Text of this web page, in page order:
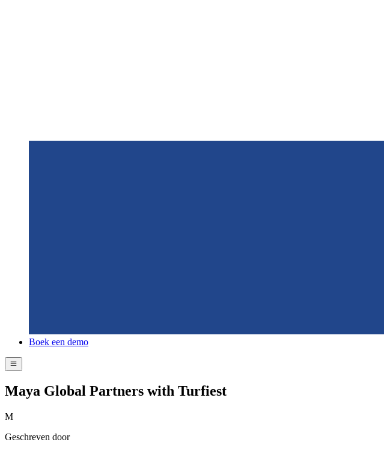
Boek een demo
Maya Global Partners with Turfiest
M
Geschreven door